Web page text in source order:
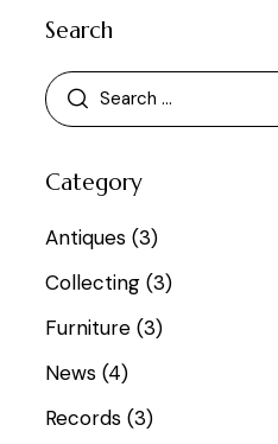
Search
Category
Antiques (3)
Collecting (3)
Furniture (3)
News (4)
Records (3)